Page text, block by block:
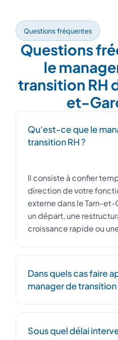
Questions fréquentes
Questions
le
transition RH
et-
Qu'est-ce que le
transition RH ?
Il consiste à confier
direction de votre
externe dans le Tarn-
un départ, une
croissance rapide ou
Dans quels cas faire
manager de transition
d'un PSE, intégration
Sous quel délai